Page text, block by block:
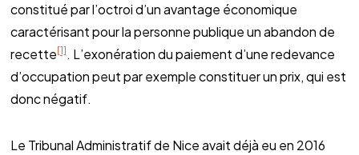
constitué par l’octroi d’un avantage économique
caractérisant pour la personne publique un abandon de
recette [1]. L’exonération du paiement d’une redevance
d’occupation peut par exemple constituer un prix, qui est
donc négatif.
Le Tribunal Administratif de Nice avait déjà eu en 2016